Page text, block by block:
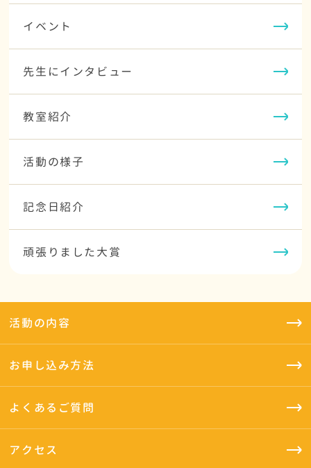
イベント
先生にインタビュー
教室紹介
活動の様子
記念日紹介
頑張りました大賞
活動の内容
お申し込み方法
よくあるご質問
アクセス